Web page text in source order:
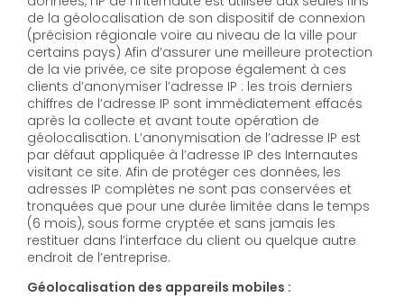
de la géolocalisation de son dispositif de connexion
(précision régionale voire au niveau de la ville pour
certains pays) Afin d’assurer une meilleure protection
de la vie privée, ce site propose également à ces
clients d’anonymiser l’adresse IP : les trois derniers
chiffres de l’adresse IP sont immédiatement effacés
après la collecte et avant toute opération de
géolocalisation. L’anonymisation de l’adresse IP est
par défaut appliquée à l’adresse IP des Internautes
visitant ce site. Afin de protéger ces données, les
adresses IP complètes ne sont pas conservées et
tronquées que pour une durée limitée dans le temps
(6 mois), sous forme cryptée et sans jamais les
restituer dans l’interface du client ou quelque autre
endroit de l’entreprise.
Géolocalisation des appareils mobiles :